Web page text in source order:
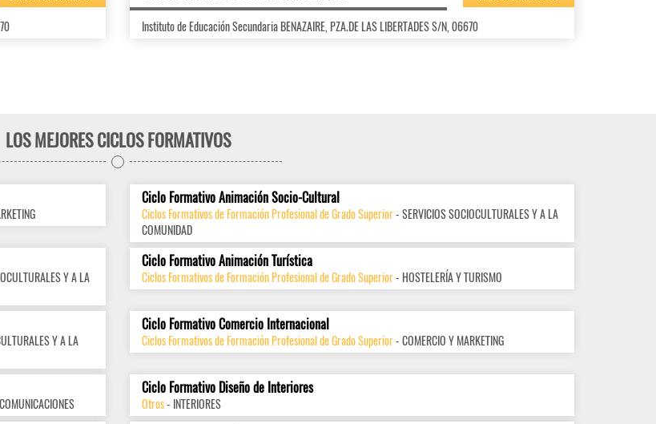
Instituto de Educación Secundaria BENAZAIRE, PZA.DE LAS LIBERTADES S/N, 06670
LOS MEJORES CICLOS FORMATIVOS
Ciclo Formativo Animación Socio-Cultural
Ciclos Formativos de Formación Profesional de Grado Superior- SERVICIOS SOCIOCULTURALES Y A LA
COMUNIDAD
Y A LA
Ciclo Formativo Animación Turística
Ciclos Formativos de Formación Profesional de Grado Superior- HOSTELERÍA Y TURISMO
Y A LA
Ciclo Formativo Comercio Internacional
Ciclos Formativos de Formación Profesional de Grado Superior- COMERCIO Y MARKETING
Ciclo Formativo Diseño de Interiores
Otros- INTERIORES